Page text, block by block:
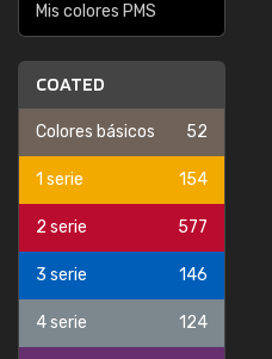
Mis colores PMS
COATED
Colores básicos 52
1 serie 154
2 serie 577
3 serie 146
4 serie 124